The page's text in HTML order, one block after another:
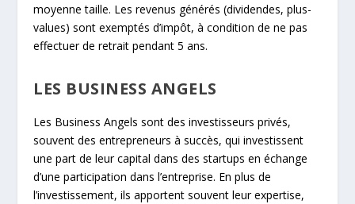
moyenne taille. Les revenus générés (dividendes, plus-
values) sont exemptés d’impôt, à condition de ne pas
effectuer de retrait pendant 5 ans.
LES BUSINESS ANGELS
Les Business Angels sont des investisseurs privés,
souvent des entrepreneurs à succès, qui investissent
une part de leur capital dans des startups en échange
d’une participation dans l’entreprise. En plus de
l’investissement, ils apportent souvent leur expertise,